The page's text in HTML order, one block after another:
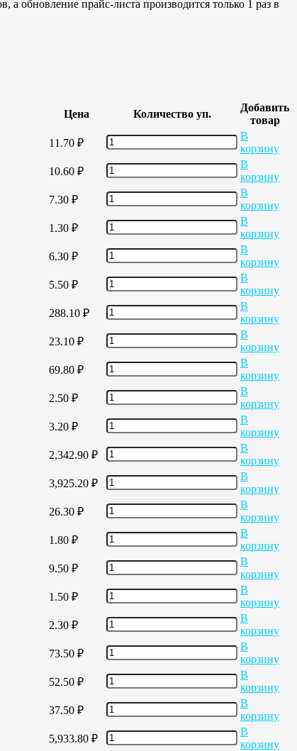
обновление прайс-листа производится только 1 раз в
Цена Количество уп.
Добавить
товар
11.70 ₽
В
корзину
10.60 ₽
В
корзину
7.30 ₽
В
корзину
1.30 ₽
В
корзину
6.30 ₽
В
корзину
5.50 ₽
В
корзину
288.10 ₽
В
корзину
23.10 ₽
В
корзину
69.80 ₽
В
корзину
2.50 ₽
В
корзину
3.20 ₽
В
корзину
2,342.90 ₽
В
корзину
3,925.20 ₽
В
корзину
26.30 ₽
В
корзину
1.80 ₽
В
корзину
9.50 ₽
В
корзину
1.50 ₽
В
корзину
2.30 ₽
В
корзину
73.50 ₽
В
корзину
52.50 ₽
В
корзину
37.50 ₽
В
корзину
5,933.80 ₽
В
корзину